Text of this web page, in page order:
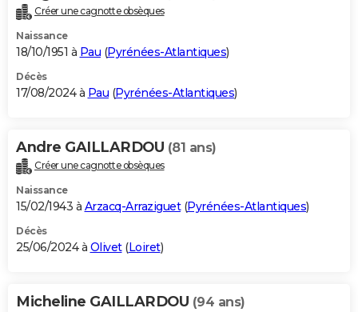
Créer une cagnotte obsèques
Naissance
18/10/1951 à Pau (Pyrénées-Atlantiques)
Décès
17/08/2024 à Pau (Pyrénées-Atlantiques)
Andre GAILLARDOU (81 ans)
Créer une cagnotte obsèques
Naissance
15/02/1943 à Arzacq-Arraziguet(Pyrénées-Atlantiques)
Décès
25/06/2024 à Olivet(Loiret)
Micheline GAILLARDOU (94 ans)